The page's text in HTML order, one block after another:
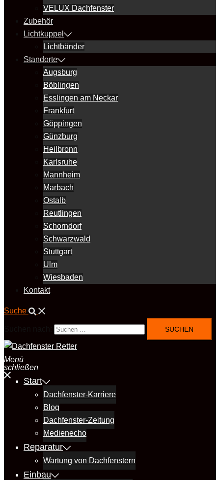
VELUX Dachfenster
Zubehör
Lichtkuppel
Lichtbänder
Standorte
Augsburg
Böblingen
Esslingen am Neckar
Frankfurt
Göppingen
Günzburg
Heilbronn
Karlsruhe
Mannheim
Marbach
Ostalb
Reutlingen
Schorndorf
Schwarzwald
Stuttgart
Ulm
Wiesbaden
Kontakt
Suche
Menü
schließen
Start
Dachfenster-Karriere
Blog
Dachfenster-Zeitung
Medienecho
Reparatur
Wartung von Dachfenstern
Einbau